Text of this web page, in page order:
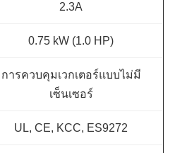
2.3A
0.75 kW (1.0 HP)
การควบคุมเวกเตอร์แบบไม่มี
เซ็นเซอร์
UL, CE, KCC, ES9272